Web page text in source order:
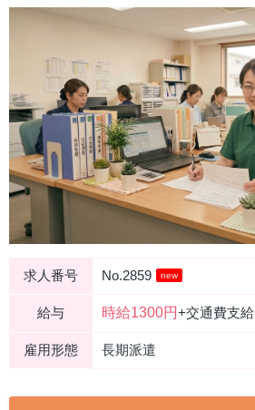
求人番号 No.2859 new
給与 時給1300円+交通費支給
雇用形態 長期派遣